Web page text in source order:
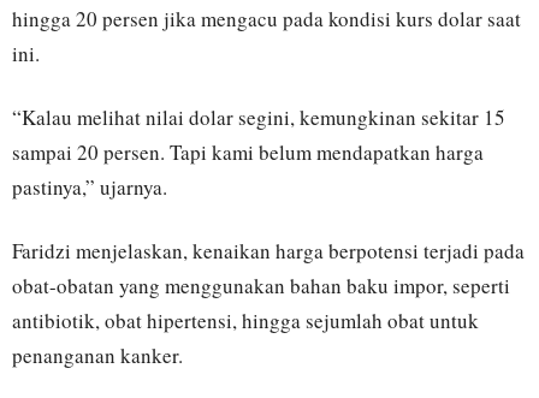
hingga 20 persen jika mengacu pada kondisi kurs dolar saat
ini.
“Kalau melihat nilai dolar segini, kemungkinan sekitar 15
sampai 20 persen. Tapi kami belum mendapatkan harga
pastinya,” ujarnya.
Faridzi menjelaskan, kenaikan harga berpotensi terjadi pada
obat-obatan yang menggunakan bahan baku impor, seperti
antibiotik, obat hipertensi, hingga sejumlah obat untuk
penanganan kanker.